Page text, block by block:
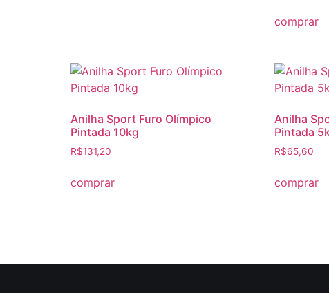
comprar
Anilha Sport Furo Olímpico
Pintada 10kg
R$131,20
comprar
Anilha
Pintada
R$65,60
comprar